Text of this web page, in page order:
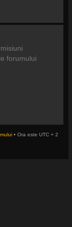
forumului
• Ora este UTC + 2